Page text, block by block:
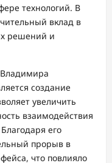
технологий. В
вклад в
решений и
создание
увеличить
взаимодействия
его
прорыв в
что повлияло